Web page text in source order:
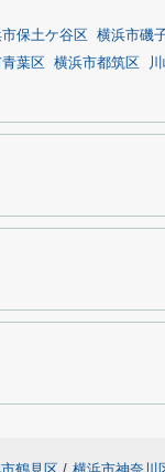
保土ケ谷区 横浜市磯
葉区 横浜市都筑区